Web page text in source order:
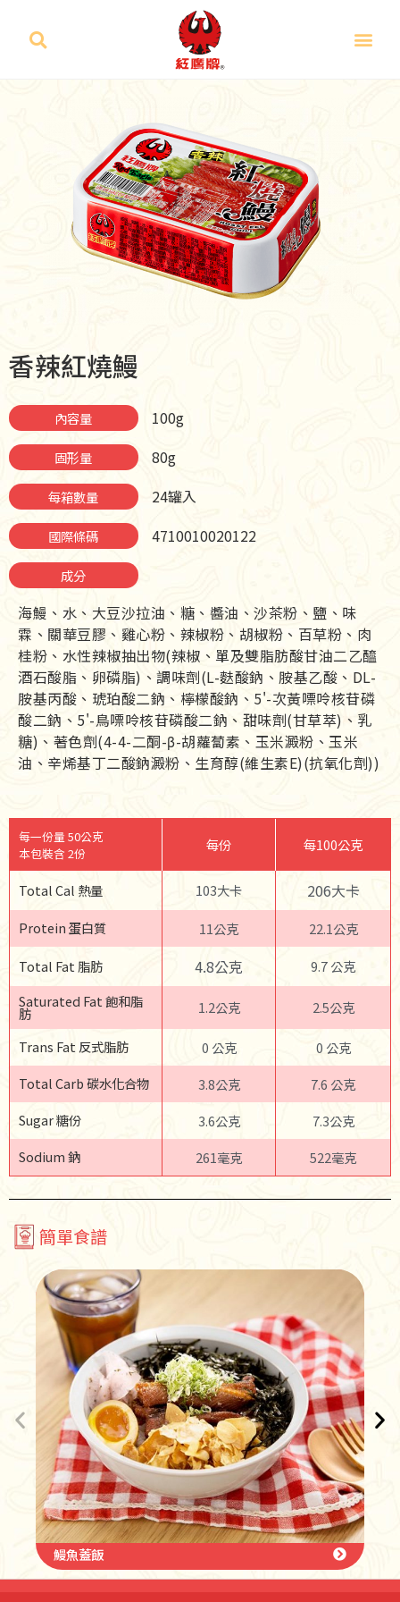
香辣紅燒鰻
內容量 100g
固形量 80g
每箱數量 24罐入
國際條碼 4710010020122
成分
海鰻、水、大豆沙拉油、糖、醬油、沙茶粉、鹽、味
霖、關華豆膠、雞心粉、辣椒粉、胡椒粉、百草粉、肉
桂粉、水性辣椒抽出物(辣椒、單及雙脂肪酸甘油二乙醯
酒石酸脂、卵磷脂)、調味劑(L-麩酸鈉、胺基乙酸、DL-
胺基丙酸、琥珀酸二鈉、檸檬酸鈉、5'-次黃嘌呤核苷磷
酸二鈉、5'-鳥嘌呤核苷磷酸二鈉、甜味劑(甘草萃)、乳
糖)、著色劑(4-4-二酮-β-胡蘿蔔素、玉米澱粉、玉米
油、辛烯基丁二酸鈉澱粉、生育醇(維生素E)(抗氧化劑))
每一份量 50公克
本包裝含 2份
每份 每100公克
Total Cal 熱量 103大卡 206大卡
Protein 蛋白質 11公克
22.1公克
Total Fat 脂肪
4.8公克
9.7 公克
Saturated Fat 飽和脂
肪 1.2公克 2.5公克
Trans Fat 反式脂肪 0 公克
0 公克
Total Carb 碳水化合物
3.8公克
7.6 公克
Sugar 糖份
3.6公克
7.3公克
Sodium 鈉
261毫克 522毫克
簡單食譜
【孫榮KAI SON